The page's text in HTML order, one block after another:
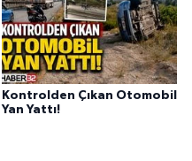
Kontrolden Çıkan Otomobil
Yan Yattı!